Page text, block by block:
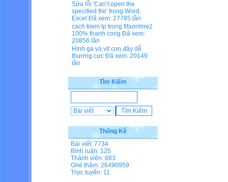
Sửa lỗi 'Can’t open the
specified file' trong Word,
Excel Đã xem: 27785 lần
cach kiem lp trong fifaonline2
100% thanh cong Đã xem:
20856 lần
Hình gà và vịt con đây dễ
thương cực Đã xem: 20149
lần
Tìm Kiếm
Thống Kê
Bài viết: 7734
Bình luận: 125
Thành viên: 683
Ghé thăm: 26490959
Trực tuyến: 11